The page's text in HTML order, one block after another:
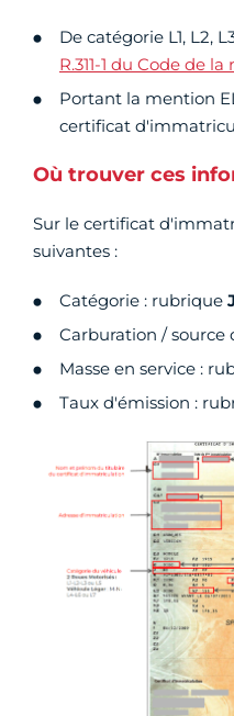
De catégorie L1, L2,
R.311-1 du Code de la
Portant la mention
certificat
Où trouver ces
Sur le certificat
suivantes :
Catégorie : rubrique J
Carburation / source
Masse en service :
Taux d'émission :